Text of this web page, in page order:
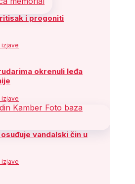
i progoniti
izjave
okrenuli leđa
izjave
vandalski čin u
izjave